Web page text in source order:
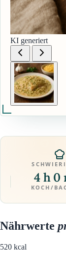
KI generiert
4 h 0
KOCH/
Nährwerte
520 kcal